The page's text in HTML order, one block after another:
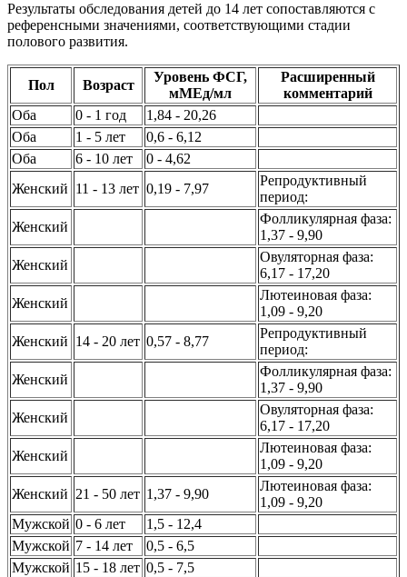
Результаты обследования детей до 14 лет сопоставляются с
референсными значениями, соответствующими стадии
полового развития.
Пол Возраст
Уровень ФСГ,
мМЕд/мл
Расширенный
комментарий
Оба
0 - 1 год
1,84 - 20,26
Оба
1 - 5 лет
0,6 - 6,12
Оба
6 - 10 лет
0 - 4,62
Женский 11 - 13 лет 0,19 - 7,97
Репродуктивный
период:
Женский
Фолликулярная фаза:
1,37 - 9,90
Женский
Овуляторная фаза:
6,17 - 17,20
Женский
Лютеиновая фаза:
1,09 - 9,20
Женский 14 - 20 лет 0,57 - 8,77
Репродуктивный
период:
Женский
Фолликулярная фаза:
1,37 - 9,90
Женский
Овуляторная фаза:
6,17 - 17,20
Женский
Лютеиновая фаза:
1,09 - 9,20
Женский 21 - 50 лет 1,37 - 9,90
Лютеиновая фаза:
1,09 - 9,20
Мужской 0 - 6 лет
1,5 - 12,4
Мужской 7 - 14 лет
0,5 - 6,5
Мужской 15 - 18 лет 0,5 - 7,5